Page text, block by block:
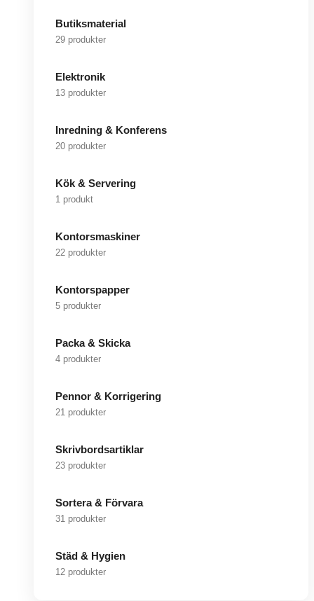
Butiksmaterial
29 produkter
Elektronik
13 produkter
Inredning & Konferens
20 produkter
Kök & Servering
1 produkt
Kontorsmaskiner
22 produkter
Kontorspapper
5 produkter
Packa & Skicka
4 produkter
Pennor & Korrigering
21 produkter
Skrivbordsartiklar
23 produkter
Sortera & Förvara
31 produkter
Städ & Hygien
12 produkter